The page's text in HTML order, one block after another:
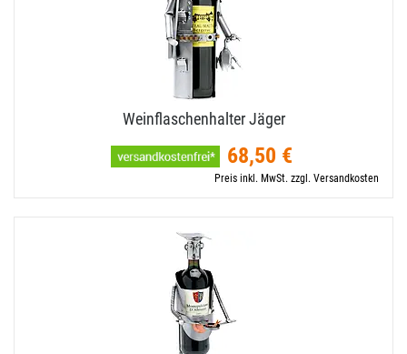
Weinflaschenhalter Jäger
68,50 €
Preis inkl. MwSt. zzgl. Versandkosten